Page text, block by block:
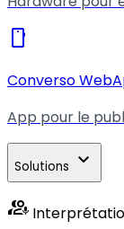
smartphone
Converso
App pour le
Solutions expand_more
interpreter_mode